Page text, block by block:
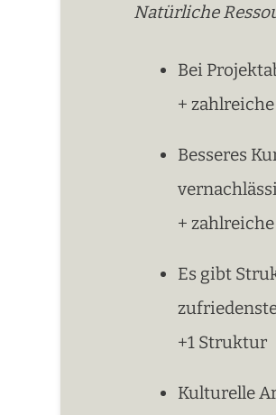
Natürliche
Bei
+
Besseres
+
Es gibt
+1 Struktur
Kulturelle